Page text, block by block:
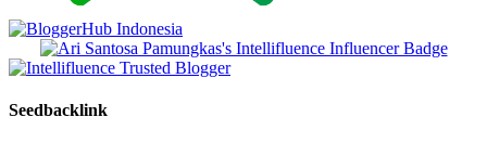
Seedbacklink